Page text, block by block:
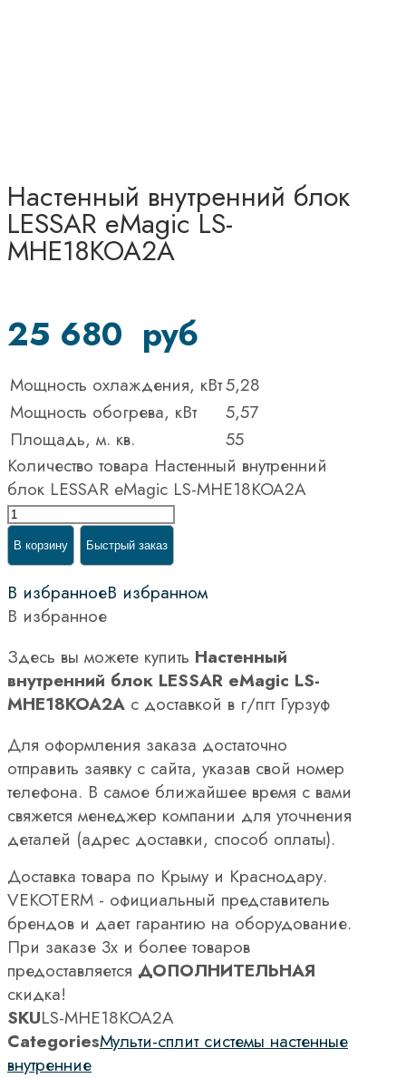
Настенный внутренний блок
LESSAR eMagic LS-
MHE18KOA2A
25 680 руб
Мощность охлаждения, кВт5,28
Мощность обогрева, кВт
5,57
Площадь, м. кв.
55
Количество товара Настенный внутренний
блок LESSAR eMagic LS-MHE18KOA2A
В корзину Быстрый заказ
В избранноеВ избранном
В избранное
Здесь вы можете купить Настенный
внутренний блок LESSAR eMagic LS-
MHE18KOA2A с доставкой в г/пгт Гурзуф
Для оформления заказа достаточно
отправить заявку с сайта, указав свой номер
телефона. В самое ближайшее время с вами
свяжется менеджер компании для уточнения
деталей (адрес доставки, способ оплаты).
Доставка товара по Крыму и Краснодару.
VEKOTERM - официальный представитель
брендов и дает гарантию на оборудование.
При заказе 3х и более товаров
предоставляется ДОПОЛНИТЕЛЬНАЯ
скидка!
SKULS-MHE18KOA2A
CategoriesМульти-сплит системы настенные
внутренние